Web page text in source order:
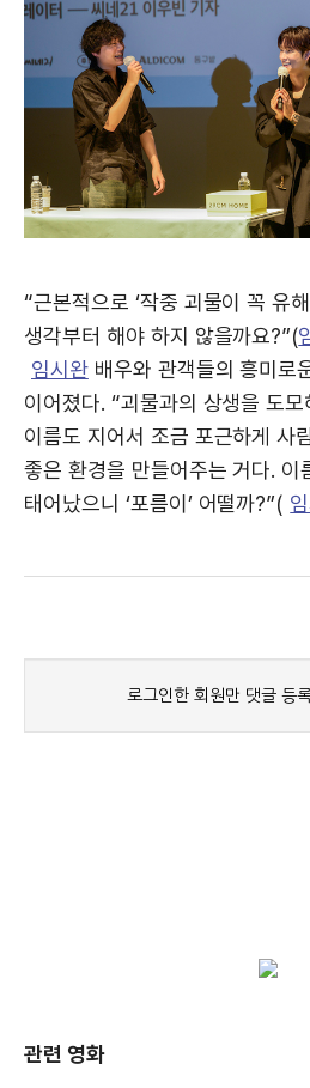
“근본적으로 ‘작중 괴물이 꼭 유
생각부터 해야 하지 않을까요?”(
임시완배우와 관객들의 흥미로
이어졌다. “괴물과의 상생을 도
이름도 지어서 조금 포근하게 사
좋은 환경을 만들어주는 거다.
태어났으니 ‘포름이’ 어떨까?”(
관련 영화